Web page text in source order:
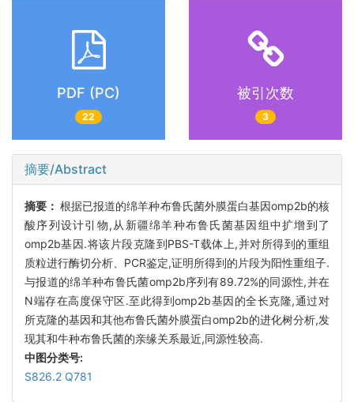
PDF (PC)
22
被引次数
3
摘要/Abstract
摘要：根据已报道的绵羊种布鲁氏菌外膜蛋白基因omp2b的核
酸序列设计引物,从新疆绵羊种布鲁氏菌基因组中扩增到了
omp2b基因.将该片段克隆到PBS-T载体上,并对所得到的重组
质粒进行酶切分析、PCR鉴定,证明所得到的片段为阳性重组子.
与报道的绵羊种布鲁氏菌omp2b序列有89.72%的同源性,并在
N端存在高度保守区.至此得到omp2b基因的全长克隆,通过对
所克隆的基因和其他布鲁氏菌外膜蛋白omp2b的进化树分析,发
现其和牛种布鲁氏菌的亲缘关系最近,同源性较高.
中图分类号:
S826.2 Q781